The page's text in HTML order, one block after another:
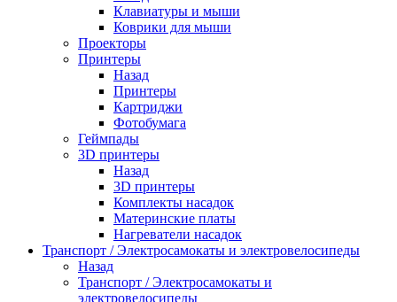
Клавиатуры и мыши
Коврики для мыши
Проекторы
Принтеры
Назад
Принтеры
Картриджи
Фотобумага
Геймпады
3D принтеры
Назад
3D принтеры
Комплекты насадок
Материнские платы
Нагреватели насадок
Транспорт / Электросамокаты и электровелосипеды
Назад
Транспорт / Электросамокаты и
электровелосипеды